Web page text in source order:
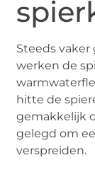
Steeds
werken de
hitte de
gemakkelijk
gelegd om
verspreiden.